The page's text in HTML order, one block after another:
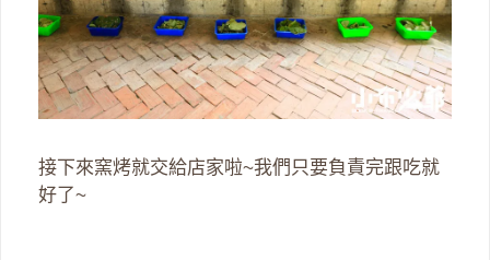
接下來窯烤就交給店家啦~我們只要負責完跟吃就
好了~